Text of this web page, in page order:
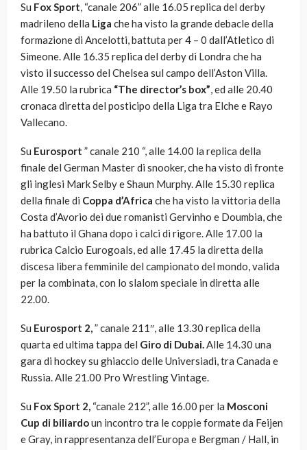
Su Fox Sport, “canale 206” alle 16.05 replica del derby
madrileno della Liga che ha visto la grande debacle della
formazione di Ancelotti, battuta per 4 – 0 dall’Atletico di
Simeone. Alle 16.35 replica del derby di Londra che ha
visto il successo del Chelsea sul campo dell’Aston Villa.
Alle 19.50 la rubrica “The director’s box”, ed alle 20.40
cronaca diretta del posticipo della Liga tra Elche e Rayo
Vallecano.
Su Eurosport ” canale 210 “, alle 14.00 la replica della
finale del German Master di snooker, che ha visto di fronte
gli inglesi Mark Selby e Shaun Murphy. Alle 15.30 replica
della finale di Coppa d’Africa che ha visto la vittoria della
Costa d’Avorio dei due romanisti Gervinho e Doumbia, che
ha battuto il Ghana dopo i calci di rigore. Alle 17.00 la
rubrica Calcio Eurogoals, ed alle 17.45 la diretta della
discesa libera femminile del campionato del mondo, valida
per la combinata, con lo slalom speciale in diretta alle
22.00.
Su Eurosport 2,” canale 211″, alle 13.30 replica della
quarta ed ultima tappa del Giro di Dubai.Alle 14.30 una
gara di hockey su ghiaccio delle Universiadi, tra Canada e
Russia. Alle 21.00 Pro Wrestling Vintage.
Su Fox Sport 2, “canale 212”, alle 16.00 per la Mosconi
Cup di biliardoun incontro tra le coppie formate da Feijen
e Gray, in rappresentanza dell’Europa e Bergman / Hall, in